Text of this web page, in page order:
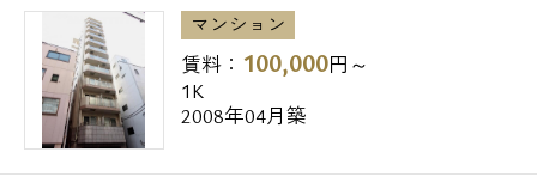
江東区の新築・高級賃貸・デザイナーズマン
ションは当社エスアールホームにお任せ下さ
い。
また「仲介手数料無料診断」や初期費用をお
マンション
賃料： 100,000円～
1K
2008年04月築